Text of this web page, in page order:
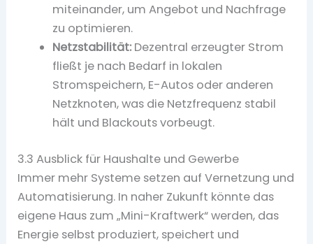
miteinander, um Angebot und Nachfrage
zu optimieren.
Netzstabilität:Dezentral erzeugter Strom
fließt je nach Bedarf in lokalen
Stromspeichern, E-Autos oder anderen
Netzknoten, was die Netzfrequenz stabil
hält und Blackouts vorbeugt.
3.3 Ausblick für Haushalte und Gewerbe
Immer mehr Systeme setzen auf Vernetzung und
Automatisierung. In naher Zukunft könnte das
eigene Haus zum „Mini-Kraftwerk“ werden, das
Energie selbst produziert, speichert und